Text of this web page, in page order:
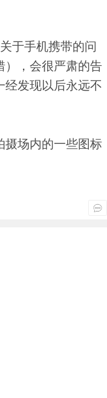
于手机携带的问
），会很严肃的告
经发现以后永远不
摄场内的一些图标